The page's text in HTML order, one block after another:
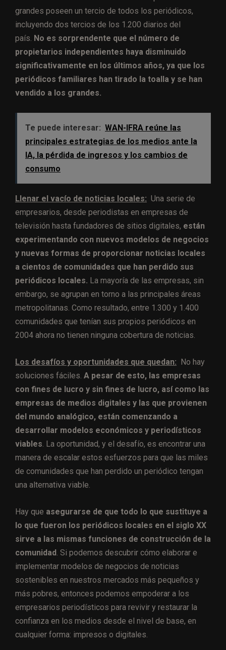
grandes poseen un tercio de todos los periódicos,
incluyendo dos tercios de los 1.200 diarios del
país. No es sorprendente que el número de
propietarios independientes haya disminuido
significativamente en los últimos años, ya que los
periódicos familiares han tirado la toalla y se han
vendido a los grandes.
Te puede interesar: WAN-IFRA reúne las
principales estrategias de los medios ante la
IA, la pérdida de ingresos y los cambios de
consumo
Llenar el vacío de noticias locales: Una serie de
empresarios, desde periodistas en empresas de
televisión hasta fundadores de sitios digitales, están
experimentando con nuevos modelos de negocios
y nuevas formas de proporcionar noticias locales
a cientos de comunidades que han perdido sus
periódicos locales. La mayoría de las empresas, sin
embargo, se agrupan en torno a las principales áreas
metropolitanas. Como resultado, entre 1.300 y 1.400
comunidades que tenían sus propios periódicos en
2004 ahora no tienen ninguna cobertura de noticias.
Los desafíos y oportunidades que quedan: No hay
soluciones fáciles. A pesar de esto, las empresas
con fines de lucro y sin fines de lucro, así como las
empresas de medios digitales y las que provienen
del mundo analógico, están comenzando a
desarrollar modelos económicos y periodísticos
viables . La oportunidad, y el desafío, es encontrar una
manera de escalar estos esfuerzos para que las miles
de comunidades que han perdido un periódico tengan
una alternativa viable.
Hay que asegurarse de que todo lo que sustituye a
lo que fueron los periódicos locales en el siglo XX
sirve a las mismas funciones de construcción de la
comunidad . Si podemos descubrir cómo elaborar e
implementar modelos de negocios de noticias
sostenibles en nuestros mercados más pequeños y
más pobres, entonces podemos empoderar a los
empresarios periodísticos para revivir y restaurar la
confianza en los medios desde el nivel de base, en
cualquier forma: impresos o digitales.